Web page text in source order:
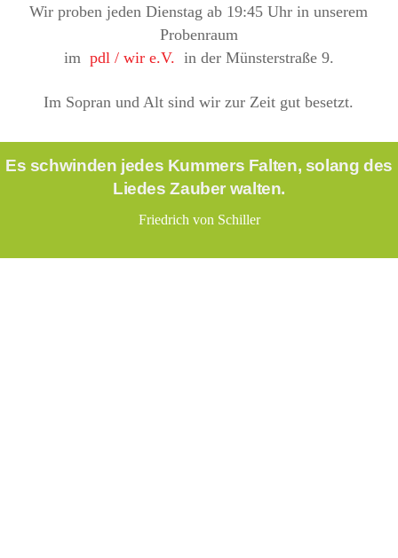
Wir proben jeden Dienstag ab 19:45 Uhr in unserem
Probenraum
im pdl / wir e.V. in der Münsterstraße 9.
Im Sopran und Alt sind wir zur Zeit gut besetzt.
Es schwinden jedes Kummers Falten, solang des
Liedes Zauber walten.
Friedrich von Schiller